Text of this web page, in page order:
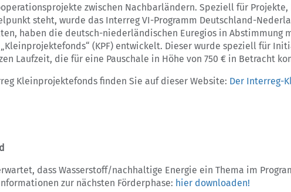
zwischen Nachbarländern. Speziell für
steht, wurde das Interreg VI-Programm Deutschland-
haben die deutsch-niederländischen Euregios in
(KPF) entwickelt. Dieser wurde speziell für
Laufzeit, die für eine Pauschale in Höhe von 750 € in Betracht
Kleinprojektefonds finden Sie auf dieser Website: Der Interreg-
dass Wasserstoff/nachhaltige Energie ein Thema im
zur nächsten Förderphase: hier downloaden!